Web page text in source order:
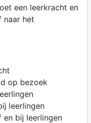
een leerkracht en
naar het
op bezoek
leerlingen
en bij leerlingen